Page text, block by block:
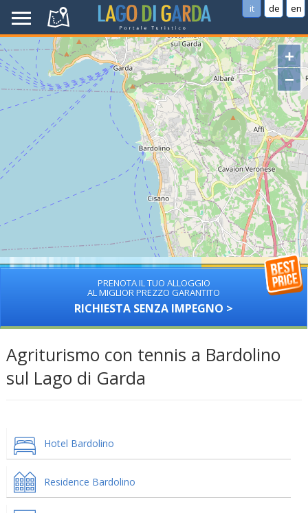
it de en
+
−
PRENOTA IL TUO ALLOGGIO
AL MIGLIOR PREZZO GARANTITO
RICHIESTA SENZA IMPEGNO >
Agriturismo con tennis a Bardolino
sul Lago di Garda
Hotel Bardolino
Residence Bardolino